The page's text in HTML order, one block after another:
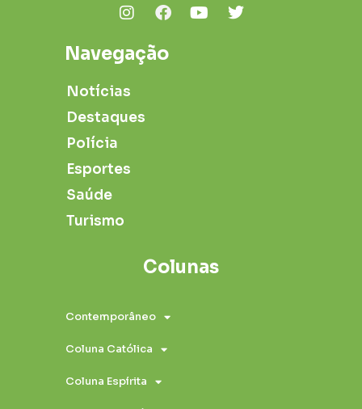
Navegação
Notícias
Destaques
Polícia
Esportes
Saúde
Turismo
Colunas
Contemporâneo
Coluna Católica
Coluna Espírita